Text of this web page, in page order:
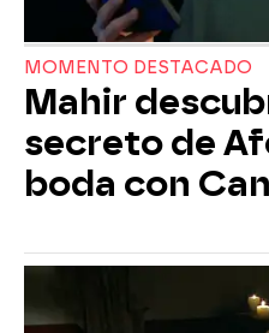
MOMENTO DESTACADO
Mahir
secreto de
boda con